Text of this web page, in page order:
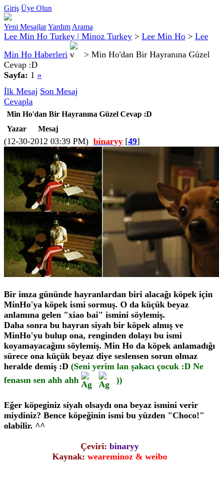
Giriş Üye Olun
Yeni MesajlarYardım Arama
Lee Min Ho Turkey | Minoz Turkey > Lee Min Ho > Lee
Min Ho Haberleri
> Min Ho'dan Bir Hayranına Güzel
Cevap :D
Sayfa: 1 »
İlk Mesaj Son Mesaj
Cevapla
Min Ho'dan Bir Hayranına Güzel Cevap :D
Yazar
Mesaj
(12-30-2012 03:39 PM) binaryy [49]
Bir imza gününde hayranlardan biri alacağı köpek için
MinHo'ya köpek ismi sormuş. O da küçük beyaz
anlamına gelen "xiao bai" ismini söylemiş.
Daha sonra bu hayran siyah bir köpek almış ve
MinHo'yu bulup ona, renginden dolayı bu ismi
koyamayacağını söylemiş. Min Ho da köpek anlamadığı
sürece ona küçük beyaz diye seslensen sorun olmaz
heralde demiş :D (Seni yerim lan şakacı çocuk :D Ne
fenasın sen ahh ahh
))
Eğer köpeginiz siyah olsaydı ona beyaz ismini verir
miydiniz? Bence köpeğinin ismi bu yüzden "Choco!"
olabilir. ^^
Çeviri: binaryy
Kaynak: weareminoz & weibo